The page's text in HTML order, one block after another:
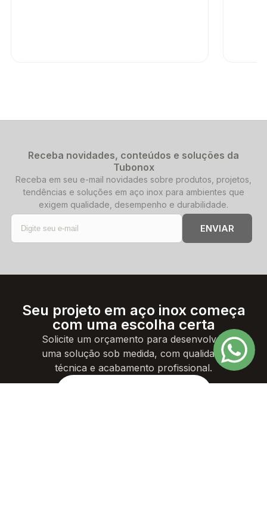
Receba novidades, conteúdos e soluções da
Tubonox
Receba em seu e-mail novidades sobre produtos, projetos,
tendências e soluções em aço inox para ambientes que
exigem qualidade, desempenho e durabilidade.
ENVIAR
Seu projeto em aço inox começa
com uma escolha certa
Solicite um orçamento para desenvolver
uma solução sob medida, com qualidade
técnica e acabamento profissional.